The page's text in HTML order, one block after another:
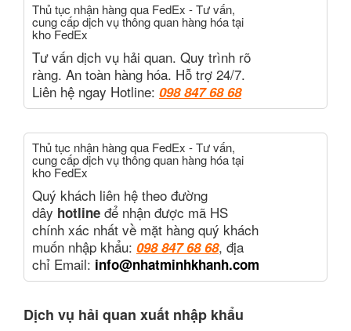
Thủ tục nhận hàng qua FedEx - Tư vấn,
cung cấp dịch vụ thông quan hàng hóa tại
kho FedEx
Tư vấn dịch vụ hải quan. Quy trình rõ
ràng. An toàn hàng hóa. Hỗ trợ 24/7.
Liên hệ ngay Hotline: 098 847 68 68
Thủ tục nhận hàng qua FedEx - Tư vấn,
cung cấp dịch vụ thông quan hàng hóa tại
kho FedEx
Quý khách liên hệ theo đường
dây hotline để nhận được mã HS
chính xác nhất về mặt hàng quý khách
muốn nhập khẩu: 098 847 68 68, địa
chỉ Email: info@nhatminhkhanh.com
Dịch vụ hải quan xuất nhập khẩu